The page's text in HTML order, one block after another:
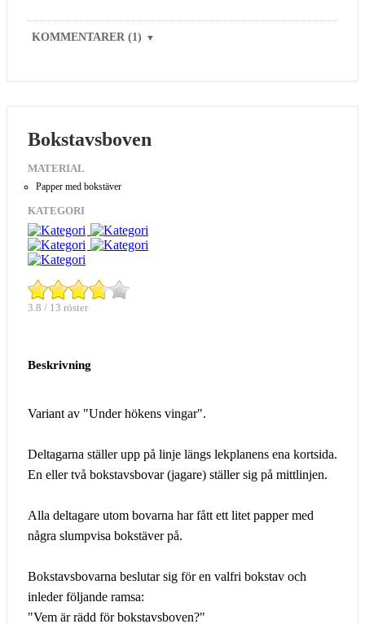
KOMMENTARER (1) ▼
Bokstavsboven
MATERIAL
Papper med bokstäver
KATEGORI
3.8 / 13 röster
Beskrivning
Variant av "Under hökens vingar".
Deltagarna ställer upp på linje längs lekplanens ena kortsida.
En eller två bokstavsbovar (jagare) ställer sig på mittlinjen.
Alla deltagare utom bovarna har fått ett litet papper med
några slumpvisa bokstäver på.
Bokstavsbovarna beslutar sig för en valfri bokstav och
inleder följande ramsa:
"Vem är rädd för bokstavsboven?"